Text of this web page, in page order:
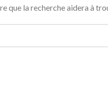
que la recherche aidera à